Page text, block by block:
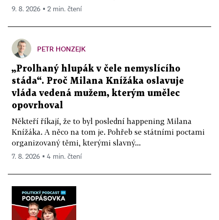
9. 8. 2026 ▪ 2 min. čtení
PETR HONZEJK
„Prolhaný hlupák v čele nemyslícího
stáda“. Proč Milana Knížáka oslavuje
vláda vedená mužem, kterým umělec
opovrhoval
Někteří říkají, že to byl poslední happening Milana
Knížáka. A něco na tom je. Pohřeb se státními poctami
organizovaný těmi, kterými slavný...
7. 8. 2026 ▪ 4 min. čtení